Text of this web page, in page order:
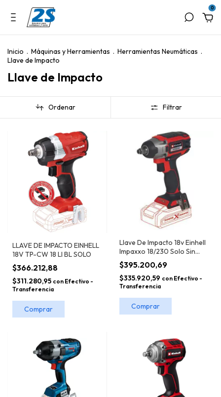
0
Inicio . Máquinas y Herramientas . Herramientas Neumáticas .
Llave de Impacto
Llave de Impacto
Ordenar Filtrar
LLAVE DE IMPACTO EINHELL
18V TP-CW 18 LI BL SOLO
$366.212,88
$311.280,95 con Efectivo -
Transferencia
Llave De Impacto 18v Einhell
Impaxxo 18/230 Solo Sin
Carg. Ni Bat
$395.200,69
$335.920,59 con Efectivo -
Transferencia